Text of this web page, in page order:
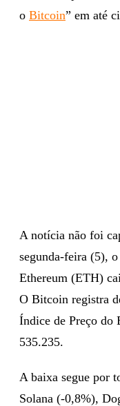
o Bitcoin” em até
A notícia não foi
segunda-feira (5),
Ethereum (ETH)
O Bitcoin registra
Índice de Preço do
535.235.
A baixa segue por
Solana (-0,8%),